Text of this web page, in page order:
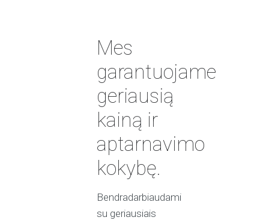
Mes
garantuojame
geriausią
kainą ir
aptarnavimo
kokybę.
Bendradarbiaudami
su geriausiais